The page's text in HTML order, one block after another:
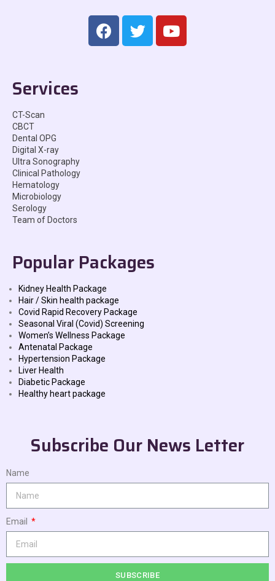
Services
CT-Scan
CBCT
Dental OPG
Digital X-ray
Ultra Sonography
Clinical Pathology
Hematology
Microbiology
Serology
Team of Doctors
Popular Packages
Kidney Health Package
Hair / Skin health package
Covid Rapid Recovery Package
Seasonal Viral (Covid) Screening
Women’s Wellness Package
Antenatal Package
Hypertension Package
Liver Health
Diabetic Package
Healthy heart package
Subscribe Our News Letter
Name
Email
SUBSCRIBE